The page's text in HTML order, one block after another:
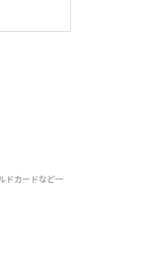
ドカードなど一